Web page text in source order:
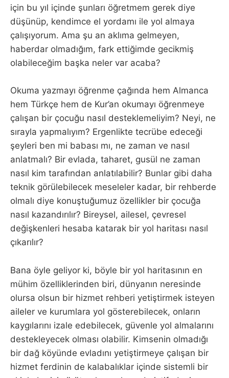
için bu yıl içinde şunları öğretmem gerek diye
düşünüp, kendimce el yordamı ile yol almaya
çalışıyorum. Ama şu an aklıma gelmeyen,
haberdar olmadığım, fark ettiğimde gecikmiş
olabileceğim başka neler var acaba?
Okuma yazmayı öğrenme çağında hem Almanca
hem Türkçe hem de Kur’an okumayı öğrenmeye
çalışan bir çocuğu nasıl desteklemeliyim? Neyi, ne
sırayla yapmalıyım? Ergenlikte tecrübe edeceği
şeyleri ben mi babası mı, ne zaman ve nasıl
anlatmalı? Bir evlada, taharet, gusül ne zaman
nasıl kim tarafından anlatılabilir? Bunlar gibi daha
teknik görülebilecek meseleler kadar, bir rehberde
olmalı diye konuştuğumuz özellikler bir çocuğa
nasıl kazandırılır? Bireysel, ailesel, çevresel
değişkenleri hesaba katarak bir yol haritası nasıl
çıkarılır?
Bana öyle geliyor ki, böyle bir yol haritasının en
mühim özelliklerinden biri, dünyanın neresinde
olursa olsun bir hizmet rehberi yetiştirmek isteyen
aileler ve kurumlara yol gösterebilecek, onların
kaygılarını izale edebilecek, güvenle yol almalarını
destekleyecek olması olabilir. Kimsenin olmadığı
bir dağ köyünde evladını yetiştirmeye çalışan bir
hizmet ferdinin de kalabalıklar içinde sistemli bir